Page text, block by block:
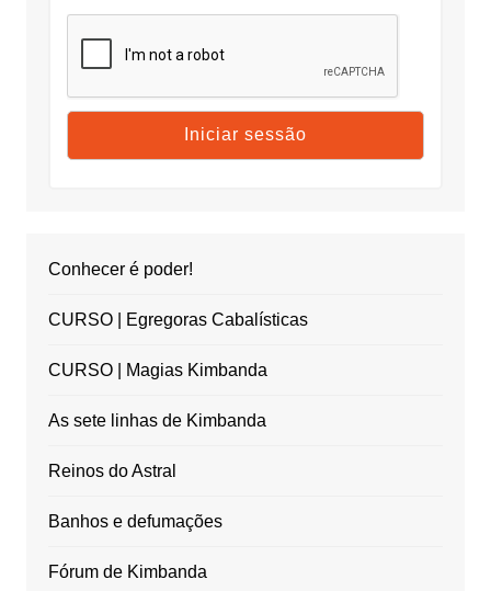
Conhecer é poder!
CURSO | Egregoras Cabalísticas
CURSO | Magias Kimbanda
As sete linhas de Kimbanda
Reinos do Astral
Banhos e defumações
Fórum de Kimbanda